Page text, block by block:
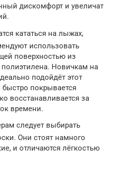
дискомфорт и увеличат
кататься на лыжах,
использовать
поверхностью из
полиэтилена. Новичкам на
подойдёт этот
быстро покрывается
восстанавливается за
времени.
следует выбирать
Они стоят намного
и отличаются лёгкостью